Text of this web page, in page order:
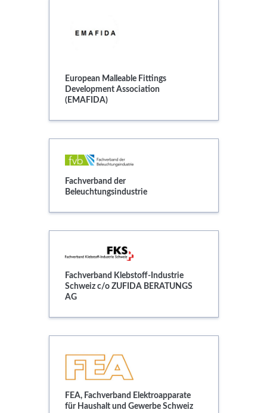
European Malleable Fittings
Development Association
(EMAFIDA)
Fachverband der
Beleuchtungsindustrie
Fachverband Klebstoff-Industrie
Schweiz c/o ZUFIDA BERATUNGS
AG
FEA, Fachverband Elektroapparate
für Haushalt und Gewerbe Schweiz